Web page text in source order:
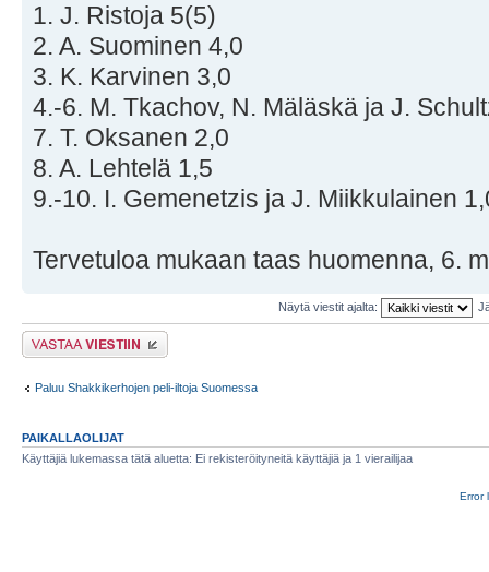
1. J. Ristoja 5(5)
2. A. Suominen 4,0
3. K. Karvinen 3,0
4.-6. M. Tkachov, N. Mäläskä ja J.
7. T. Oksanen 2,0
8. A. Lehtelä 1,5
9.-10. I. Gemenetzis ja J. Miikkulainen
Tervetuloa mukaan taas huomenna, 6.
Näytä viestit ajalta:
Lähetä vastaus
Paluu Shakkikerhojen peli-iltoja Suomessa
PAIKALLAOLIJAT
Käyttäjiä lukemassa tätä aluetta: Ei rekisteröityneitä käyttäjiä ja 1 vierailijaa
Error